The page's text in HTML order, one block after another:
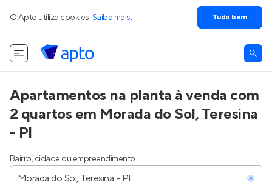
O Apto utiliza cookies. Saiba mais. Tudo bem
Apartamentos na planta à venda com
2 quartos em Morada do Sol, Teresina
- PI
Bairro, cidade ou empreendimento